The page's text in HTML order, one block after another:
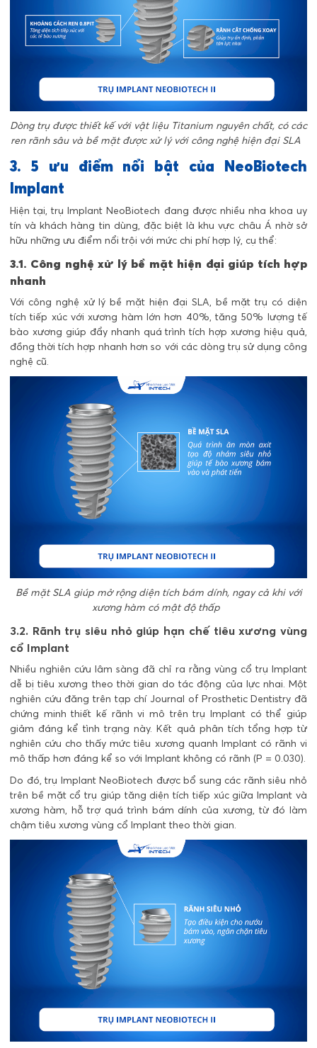
Dòng trụ được thiết kế với vật liệu Titanium nguyên chất, có các
ren rãnh sâu và bề mặt được xử lý với công nghệ hiện đại SLA
3. 5 ưu điểm nổi bật của NeoBiotech
Implant
Hiện tại, trụ Implant NeoBiotech đang được nhiều nha khoa uy
tín và khách hàng tin dùng, đặc biệt là khu vực châu Á nhờ sở
hữu những ưu điểm nổi trội với mức chi phí hợp lý, cụ thể:
3.1. Công nghệ xử lý bề mặt hiện đại giúp tích hợp
nhanh
Với công nghệ xử lý bề mặt hiện đại SLA, bề mặt trụ có diện
tích tiếp xúc với xương hàm lớn hơn 40%, tăng 50% lượng tế
bào xương giúp đẩy nhanh quá trình tích hợp xương hiệu quả,
đồng thời tích hợp nhanh hơn so với các dòng trụ sử dụng công
nghệ cũ.
Bề mặt SLA giúp mở rộng diện tích bám dính, ngay cả khi với
xương hàm có mật độ thấp
3.2. Rãnh trụ siêu nhỏ giúp hạn chế tiêu xương vùng
cổ Implant
Nhiều nghiên cứu lâm sàng đã chỉ ra rằng vùng cổ trụ Implant
dễ bị tiêu xương theo thời gian do tác động của lực nhai. Một
nghiên cứu đăng trên tạp chí Journal of Prosthetic Dentistry đã
chứng minh thiết kế rãnh vi mô trên trụ Implant có thể giúp
giảm đáng kể tình trạng này. Kết quả phân tích tổng hợp từ
nghiên cứu cho thấy mức tiêu xương quanh Implant có rãnh vi
mô thấp hơn đáng kể so với Implant không có rãnh (P = 0.030).
Do đó, trụ Implant NeoBiotech được bổ sung các rãnh siêu nhỏ
trên bề mặt cổ trụ giúp tăng diện tích tiếp xúc giữa Implant và
xương hàm, hỗ trợ quá trình bám dính của xương, từ đó làm
chậm tiêu xương vùng cổ Implant theo thời gian.